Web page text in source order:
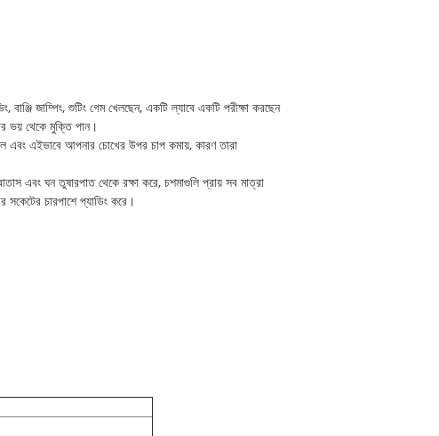
জাম্পিং, শুটিং গেম খেলছেন, একটি ল্যাবে একটি পরীক্ষা করছেন
ভয় থেকে মুক্তি পান।
এবং এইভাবে আপনার চোখের উপর চাপ কমায়, কারণ তারা
এবং ঘন তুষারপাত থেকে রক্ষা করে, চশমাগুলি প্রায় সব মাত্রা
চারপাশে প্যাডিং করে।